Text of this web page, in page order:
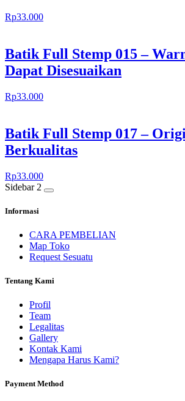
Rp33.000
Batik Full Stemp 015 –
Dapat Disesuaikan
Rp33.000
Batik Full Stemp 017 –
Berkualitas
Rp33.000
Sidebar 2
Informasi
CARA PEMBELIAN
Map Toko
Request Sesuatu
Tentang Kami
Profil
Team
Legalitas
Gallery
Kontak Kami
Mengapa Harus Kami?
Payment Method